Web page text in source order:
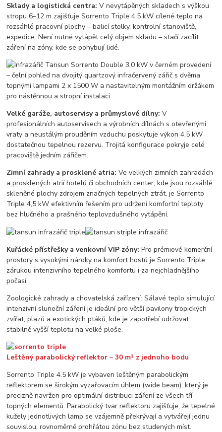
Sklady a logistická centra:V nevytápěných skladech s výškou
stropu 6–12 m zajišťuje Sorrento Triple 4,5 kW cílené teplo na
rozsáhlé pracovní plochy – balicí stolky, kontrolní stanoviště,
expedice. Není nutné vytápět celý objem skladu – stačí zacílit
záření na zóny, kde se pohybují lidé.
Velké garáže, autoservisy a průmyslové dílny:V
profesionálních autoservisech a výrobních dílnách s otevřenými
vraty a neustálým prouděním vzduchu poskytuje výkon 4,5 kW
dostatečnou tepelnou rezervu. Trojitá konfigurace pokryje celé
pracoviště jedním zářičem.
Zimní zahrady a prosklené atria:Ve velkých zimních zahradách
a prosklených atrií hotelů či obchodních center, kde jsou rozsáhlé
skleněné plochy zdrojem značných tepelných ztrát, je Sorrento
Triple 4,5 kW efektivním řešením pro udržení komfortní teploty
bez hlučného a prašného teplovzdušného vytápění.
Kuřácké přístřešky a venkovní VIP zóny:Pro prémiové komerční
prostory s vysokými nároky na komfort hostů je Sorrento Triple
zárukou intenzivního tepelného komfortu i za nejchladnějšího
počasí.
Zoologické zahrady a chovatelská zařízení: Sálavé teplo simulující
intenzivní sluneční záření je ideální pro větší pavilony tropických
zvířat, plazů a exotických ptáků, kde je zapotřebí udržovat
stabilně vyšší teplotu na velké ploše.
Leštěný parabolický reflektor – 30 m² z jednoho bodu
Sorrento Triple 4,5 kW je vybaven leštěným parabolickým
reflektorem se širokým vyzařovacím úhlem (wide beam), který je
precizně navržen pro optimální distribuci záření ze všech tří
topných elementů. Parabolický tvar reflektoru zajišťuje, že tepelné
kužely jednotlivých lamp se vzájemně překrývají a vytvářejí jednu
souvislou, rovnoměrně prohřátou zónu bez studených míst.